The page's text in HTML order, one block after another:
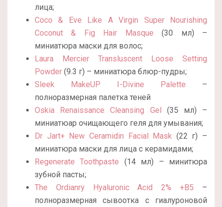
лица;
Сосо & Eve Like A Virgin Super Nourishing
Coconut & Fig Hair Masque (30 мл) –
миниатюра маски для волос;
Laura Mercier Transluscent Loose Setting
Powder (9.3 г) – миниатюра блюр-пудры;
Sleek MakeUP I-Divine Palette –
полноразмерная палетка теней
Oskia Renaissance Cleansing Gel (35 мл) –
миниатюар очищающего геля для умывания;
Dr Jart+ New Ceramidin Facial Mask (22 г) –
миниатюра маски для лица с керамидами;
Regenerate Toothpaste (14 мл) – минитюра
зубной пасты;
The Ordianry Hyaluronic Acid 2% +B5 –
полноразмерная сывоотка с гиалуроновой